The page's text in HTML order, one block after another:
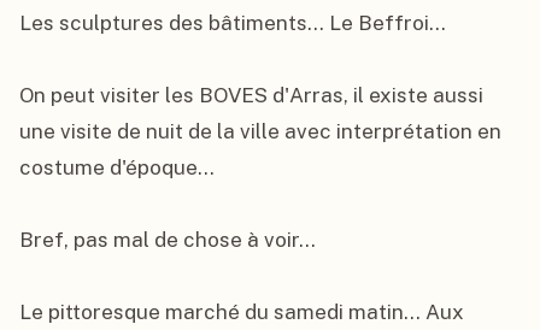
Les sculptures des bâtiments... Le Beffroi...
On peut visiter les BOVES d'Arras, il existe aussi
une visite de nuit de la ville avec interprétation en
costume d'époque...
Bref, pas mal de chose à voir...
Le pittoresque marché du samedi matin... Aux